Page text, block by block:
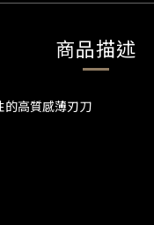
商品描述
的高質感薄刃刀